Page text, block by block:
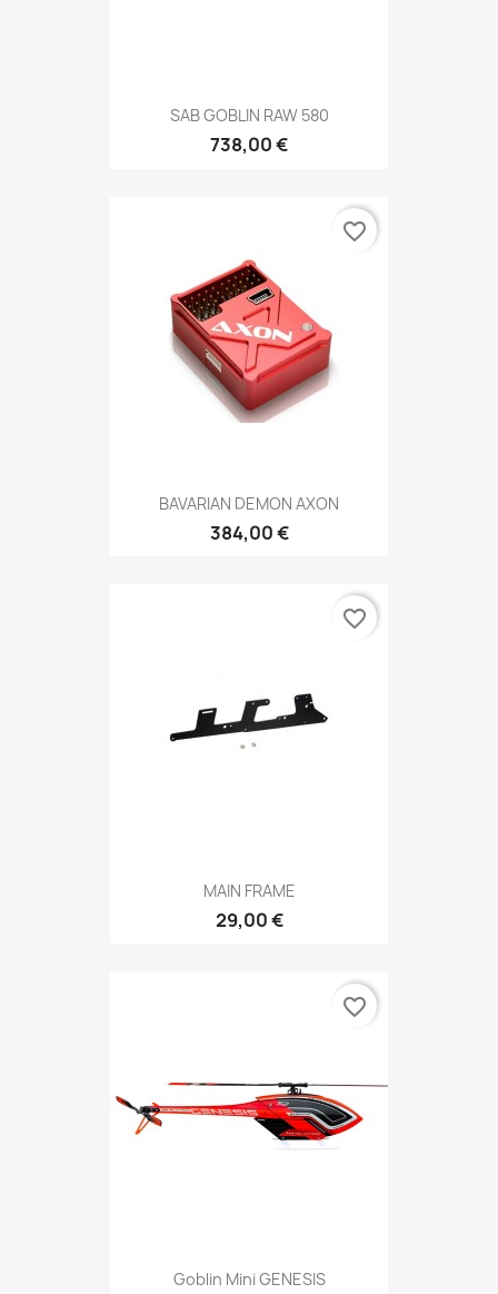
SAB GOBLIN RAW 580
738,00 €
BAVARIAN DEMON AXON
384,00 €
favorite_border
MAIN FRAME
29,00 €
favorite_border
Goblin Mini GENESIS
favorite_border